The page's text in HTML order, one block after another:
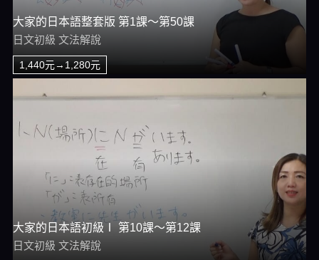
大家的日本語整套版 第1課～第50課
日文初級 文法解說
1,440元→1,280元
大家的日本語初級Ⅰ 第10課～第12課
日文初級 文法解說